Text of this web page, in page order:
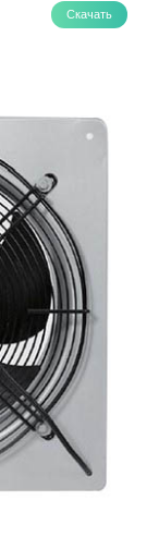
Скачать